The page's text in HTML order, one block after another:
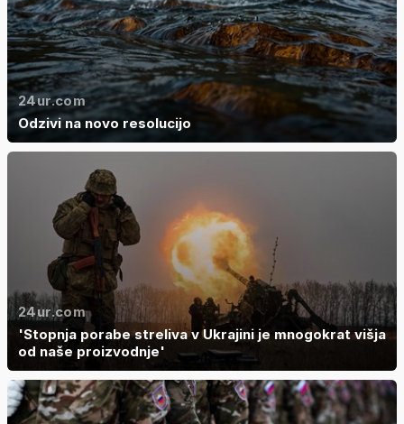
24ur.com
Odzivi na novo resolucijo
24ur.com
'Stopnja porabe streliva v Ukrajini je mnogokrat višja
od naše proizvodnje'